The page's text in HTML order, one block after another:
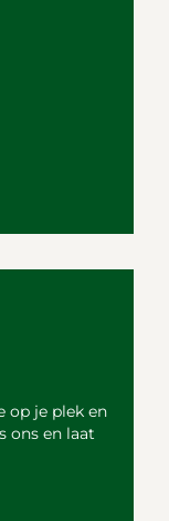
op je plek en
ons en laat